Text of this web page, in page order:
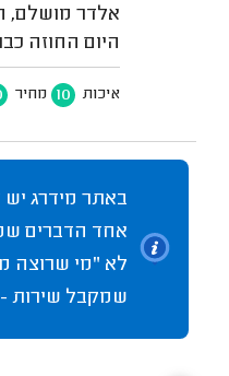
אלדר מושלם,
היום החוזה
איכות 10 מחיר
באתר מידרג יש
אחד הדברים
לא "מי שרוצה
שמקבל שירות -